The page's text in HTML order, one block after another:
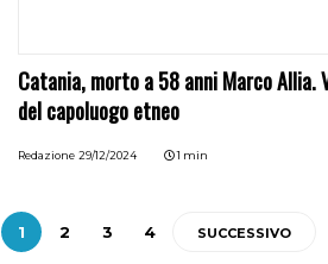
Catania, morto a 58 anni Marco Allia.
del capoluogo etneo
Redazione 29/12/2024 1 min
1 2 3 4 SUCCESSIVO